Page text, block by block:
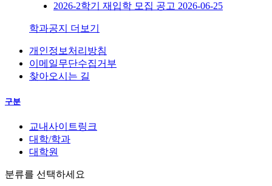
2026-2학기 재입학 모집 공고 2026-06-25
학과공지 더보기
개인정보처리방침
이메일무단수집거부
찾아오시는 길
구분
교내사이트링크
대학/학과
대학원
분류를 선택하세요